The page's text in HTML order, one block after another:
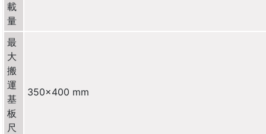
載
量
最
大
搬
運
基
板
尺
350×400 mm